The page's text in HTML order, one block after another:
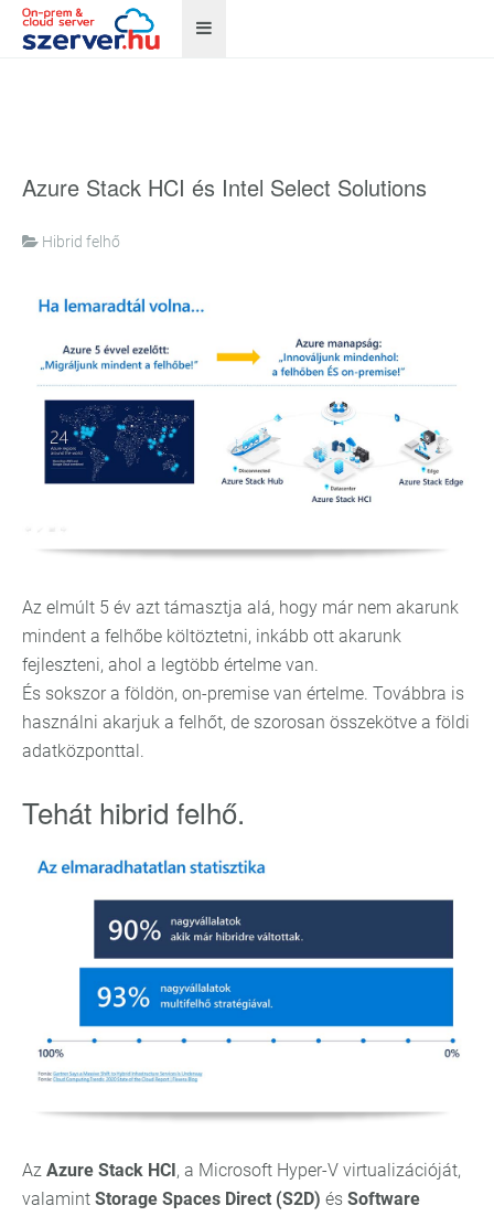
Azure Stack HCI és Intel Select Solutions
Hibrid felhő
Az elmúlt 5 év azt támasztja alá, hogy már nem akarunk
mindent a felhőbe költöztetni, inkább ott akarunk
fejleszteni, ahol a legtöbb értelme van.
És sokszor a földön, on-premise van értelme. Továbbra is
használni akarjuk a felhőt, de szorosan összekötve a földi
adatközponttal.
Tehát hibrid felhő.
Az Azure Stack HCI, a Microsoft Hyper-V virtualizációját,
valamint Storage Spaces Direct (S2D) és Software